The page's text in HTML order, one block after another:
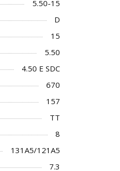
5.50-15
D
15
5.50
4.50 E SDC
670
157
TT
8
131A5/121A5
7.3